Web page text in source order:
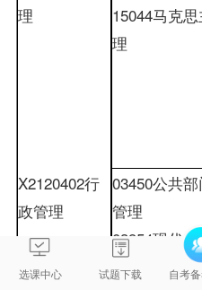
理
15044马克
理
X2120402行
政管理
03450公共
管理
03954现代
15044
马克
选课中心 试题下载 自考